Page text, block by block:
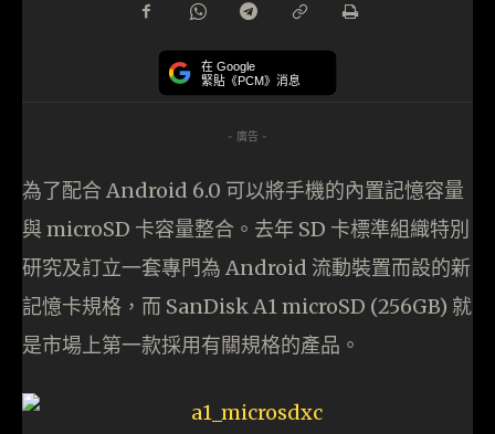
在 Google
緊貼《PCM》消息
- 廣告 -
為了配合 Android 6.0 可以將手機的內置記憶容量
與 microSD 卡容量整合。去年 SD 卡標準組織特別
研究及訂立一套專門為 Android 流動裝置而設的新
記憶卡規格，而 SanDisk A1 microSD (256GB) 就
是市場上第一款採用有關規格的產品。